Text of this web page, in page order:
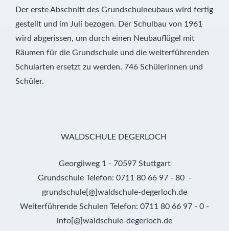
Der erste Abschnitt des Grundschulneubaus wird fertig
gestellt und im Juli bezogen. Der Schulbau von 1961
wird abgerissen, um durch einen Neubauflügel mit
Räumen für die Grundschule und die weiterführenden
Schularten ersetzt zu werden. 746 Schülerinnen und
Schüler.
WALDSCHULE DEGERLOCH
Georgiiweg 1 - 70597 Stuttgart
Grundschule Telefon: 0711 80 66 97 - 80 -
grundschule[@]waldschule-degerloch.de
Weiterführende Schulen Telefon: 0711 80 66 97 - 0 -
info[@]waldschule-degerloch.de